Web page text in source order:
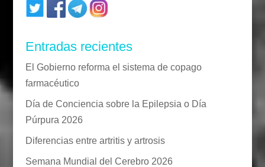
Entradas recientes
El Gobierno reforma el sistema de copago
farmacéutico
Día de Conciencia sobre la Epilepsia o Día
Púrpura 2026
Diferencias entre artritis y artrosis
Semana Mundial del Cerebro 2026